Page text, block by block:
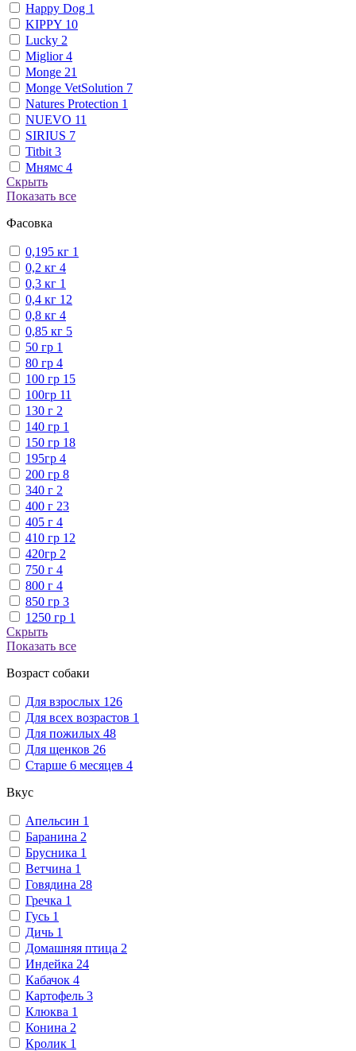
Happy Dog 1
KIPPY 10
Lucky 2
Miglior4
Monge 21
Monge VetSolution 7
Natures Protection 1
NUEVO 11
SIRIUS 7
Titbit 3
Мнямс 4
Скрыть
Показать все
Фасовка
0,195 кг 1
0,2 кг 4
0,3 кг 1
0,4 кг 12
0,8 кг 4
0,85 кг 5
50 гр 1
80 гр 4
100 гр 15
100гр 11
130 г 2
140 гр 1
150 гр 18
195гр 4
200 гр 8
340 г 2
400 г 23
405 г 4
410 гр 12
420гр 2
750 г 4
800 г 4
850 гр 3
1250 гр 1
Скрыть
Показать все
Возраст собаки
Для взрослых 126
Для всех возрастов 1
Для пожилых 48
Для щенков 26
Старше 6 месяцев 4
Вкус
Апельсин 1
Баранина 2
Брусника 1
Ветчина 1
Говядина 28
Гречка 1
Гусь 1
Дичь 1
Домашняя птица 2
Индейка 24
Кабачок 4
Картофель 3
Клюква 1
Конина 2
Кролик 1